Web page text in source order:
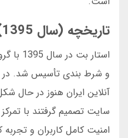
تاریخچه (سال 1395)
استار
و شرط بندی تأسیس شد. در
آنلاین ایران هنوز در حال
سایت تصمیم گرفتند با
امنیت کامل کاربران و تجربه